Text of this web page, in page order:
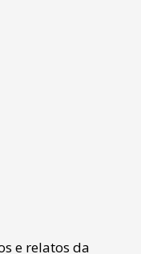
e relatos da